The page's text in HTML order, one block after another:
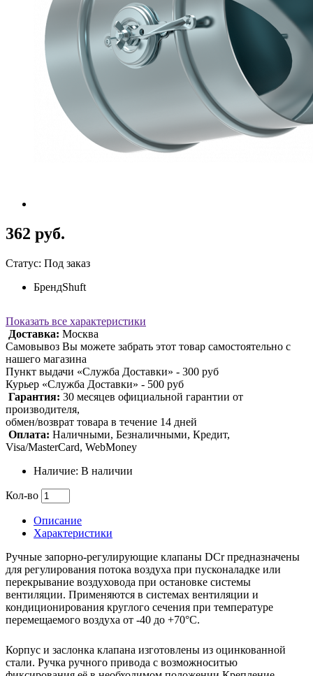
362 руб.
Статус: Под заказ
БрендShuft
Показать все характеристики
Доставка: Москва
Самовывоз Вы можете забрать этот товар самостоятельно с
нашего магазина
Пункт выдачи «Служба Доставки» - 300 руб
Курьер «Служба Доставки» - 500 руб
Гарантия: 30 месяцев официальной гарантии от
производителя,
обмен/возврат товара в течение 14 дней
Оплата: Наличными, Безналичными, Кредит,
Visa/MasterCard, WebMoney
Наличие: В наличии
Кол-во
Описание
Характеристики
Ручные запорно-регулирующие клапаны DCr предназначены
для регулирования потока воздуха при пусконаладке или
перекрывание воздуховода при остановке системы
вентиляции. Применяются в системах вентиляции и
кондиционирования круглого сечения при температуре
перемещаемого воздуха от -40 до +70°С.
Корпус и заслонка клапана изготовлены из оцинкованной
стали. Ручка ручного привода с возможноситью